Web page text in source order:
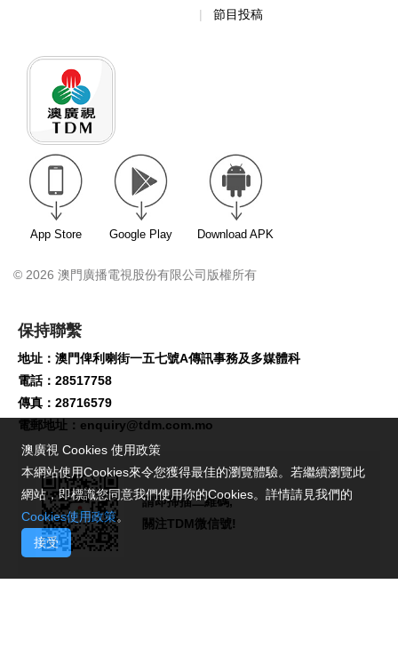
節目投稿
App Store Google Play Download APK
© 2026 澳門廣播電視股份有限公司版權所有
保持聯繫
地址：澳門俾利喇街一五七號A傳訊事務及多媒體科
電話：28517758
傳真：28716579
電郵地址： enquiry@tdm.com.mo
請即掃描二維碼,
關注TDM微信號!
澳廣視 Cookies 使用政策
本網站使用Cookies來令您獲得最佳的瀏覽體驗。若繼續瀏覽此
網站，即標識您同意我們使用你的Cookies。詳情請見我們的
Cookies使用政策。
接受